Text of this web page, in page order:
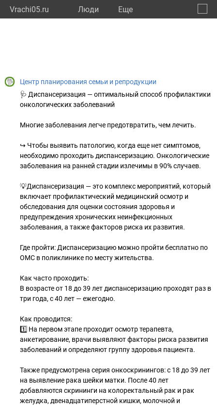
Vrachi05.ru Люди Eще
Центр планирования семьи и репродукции
🩺 Диспансеризация — оптимальный способ профилактики
онкологических заболеваний
Многие заболевания легче предотвратить, чем лечить.
↪️ Чтобы выявить патологию, когда еще нет симптомов,
необходимо проходить диспансеризацию. Онкологические
заболевания на ранней стадии излечимы в 90% случаев.
💡Диспансеризация — это комплекс мероприятий, который
включает профилактический медицинский осмотр и
обследования для оценки состояния здоровья и
предупреждения хронических неинфекционных
заболевания, а также факторов риска их развития.
Где пройти: Диспансеризацию можно пройти бесплатно по
ОМС в поликлинике по месту жительства.
Как часто проходить:
В возрасте от 18 до 39 лет диспансеризацию проходят раз в
три года, с 40 лет — ежегодно.
Как проводится:
1️⃣ На первом этапе проходит осмотр терапевта,
анкетирование, врачи выявляют факторы риска развития
заболеваний и определяют группу здоровья пациента.
Также предусмотрена серия онкоскринингов: с 18 до 39 лет
на выявление рака шейки матки. После 40 лет
добавляются скрининги на колоректальный рак и рак
желудка, двенадцатиперстной кишки, молочной и